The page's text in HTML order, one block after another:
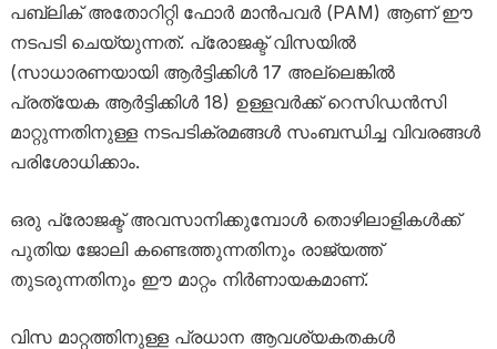
പബ്ലിക് അതോറിറ്റി ഫോർ മാൻപവർ (PAM) ആണ് ഈ
നടപടി ചെയ്യുന്നത്. പ്രോജക്ട് വിസയിൽ
(സാധാരണയായി ആർട്ടിക്കിൾ 17 അല്ലെങ്കിൽ
പ്രത്യേക ആർട്ടിക്കിൾ 18) ഉള്ളവർക്ക് റെസിഡൻസി
മാറ്റുന്നതിനുള്ള നടപടിക്രമങ്ങൾ സംബന്ധിച്ച വിവരങ്ങൾ
പരിശോധിക്കാം.
ഒരു പ്രോജക്ട് അവസാനിക്കുമ്പോൾ തൊഴിലാളികൾക്ക്
പുതിയ ജോലി കണ്ടെത്തുന്നതിനും രാജ്യത്ത്
തുടരുന്നതിനും ഈ മാറ്റം നിർണായകമാണ്.
വിസ മാറ്റത്തിനുള്ള പ്രധാന ആവശ്യകതകൾ